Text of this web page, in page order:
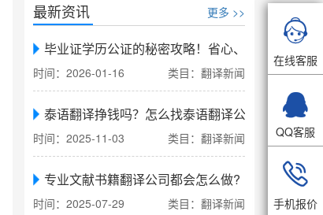
最新资讯 更多 >>
毕业证学历公证的秘密攻略！省心、省力、省时
时间：2026-01-16 类目：翻译新闻
泰语翻译挣钱吗？怎么找泰语翻译公司翻译
时间：2025-11-03 类目：翻译新闻
专业文献书籍翻译公司都会怎么做?
时间：2025-07-29 类目：翻译新闻

在线客服

QQ客服

手机报价